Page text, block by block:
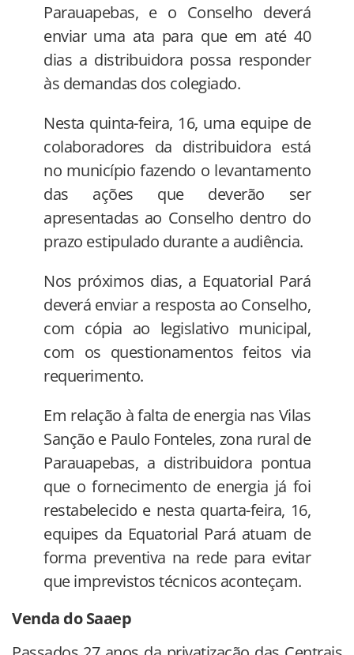
Parauapebas, e o Conselho deverá
enviar uma ata para que em até 40
dias a distribuidora possa responder
às demandas dos colegiado.
Nesta quinta-feira, 16, uma equipe de
colaboradores da distribuidora está
no município fazendo o levantamento
das ações que deverão ser
apresentadas ao Conselho dentro do
prazo estipulado durante a audiência.
Nos próximos dias, a Equatorial Pará
deverá enviar a resposta ao Conselho,
com cópia ao legislativo municipal,
com os questionamentos feitos via
requerimento.
Em relação à falta de energia nas Vilas
Sanção e Paulo Fonteles, zona rural de
Parauapebas, a distribuidora pontua
que o fornecimento de energia já foi
restabelecido e nesta quarta-feira, 16,
equipes da Equatorial Pará atuam de
forma preventiva na rede para evitar
que imprevistos técnicos aconteçam.
Venda do Saaep